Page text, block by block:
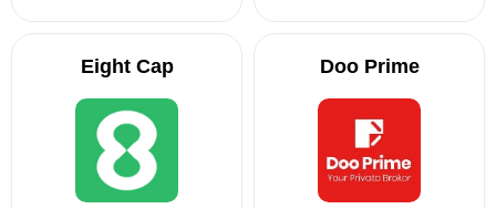
Eight Cap Doo Prime